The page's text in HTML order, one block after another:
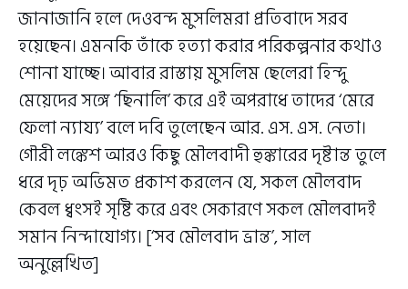
জানাজানি হলে দেওবন্দ মুসলিমরা প্রতিবাদে সরব
হয়েছেন। এমনকি তাঁকে হত্যা করার পরিকল্পনার কথাও
শোনা যাচ্ছে। আবার রাস্তায় মুসলিম ছেলেরা হিন্দু
মেয়েদের সঙ্গে ‘ছিনালি’ করে এই অপরাধে তাদের ‘মেরে
ফেলা ন্যায্য’ বলে দবি তুলেছেন আর. এস. এস. নেতা।
গৌরী লঙ্কেশ আরও কিছু মৌলবাদী হুঙ্কারের দৃষ্টান্ত তুলে
ধরে দৃঢ় অভিমত প্রকাশ করলেন যে, সকল মৌলবাদ
কেবল ধ্বংসই সৃষ্টি করে এবং সেকারণে সকল মৌলবাদই
সমান নিন্দাযোগ্য। [‘সব মৌলবাদ ভ্রান্ত’, সাল
অনুল্লেখিত]